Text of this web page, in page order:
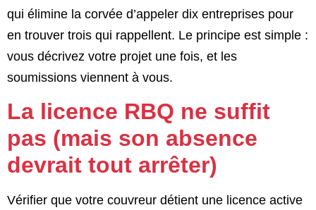
qui élimine la corvée d’appeler dix entreprises pour
en trouver trois qui rappellent. Le principe est simple :
vous décrivez votre projet une fois, et les
soumissions viennent à vous.
La licence RBQ ne suffit
pas (mais son absence
devrait tout arrêter)
Vérifier que votre couvreur détient une licence active